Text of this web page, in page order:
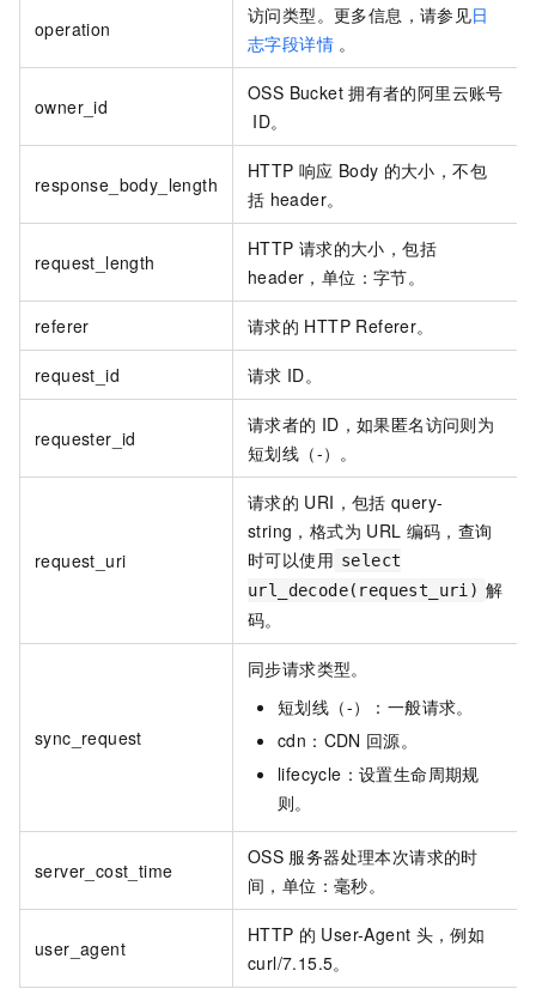
operation
访问类型。更多信息，请参见日
志字段详情 。
owner_id
OSS Bucket 拥有者的阿里云账号
ID。
response_body_length
HTTP 响应 Body 的大小，不包
括 header。
request_length
HTTP 请求的大小，包括
header，单位：字节。
referer 请求的 HTTP Referer。
request_id 请求 ID。
requester_id
请求者的 ID，如果匿名访问则为
短划线（-）。
request_uri
请求的 URI，包括 query-
string，格式为 URL 编码，查询
时可以使用 select
url_decode(request_uri) 解
码。
sync_request
同步请求类型。
短划线（-）：一般请求。
cdn：CDN 回源。
lifecycle：设置生命周期规
则。
server_cost_time
OSS 服务器处理本次请求的时
间，单位：毫秒。
user_agent
HTTP 的 User-Agent 头，例如
curl/7.15.5。